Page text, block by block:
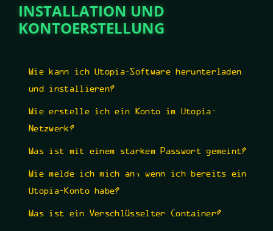
INSTALLATION UND
KONTOERSTELLUNG
Wie kann ich Utopia-Software herunterladen
und installieren?
Wie erstelle ich ein Konto im Utopia-
Netzwerk?
Was ist mit einem starkem Passwort gemeint?
Wie melde ich mich an, wenn ich bereits ein
Utopia-Konto habe?
Was ist ein Verschlüsselter Container?